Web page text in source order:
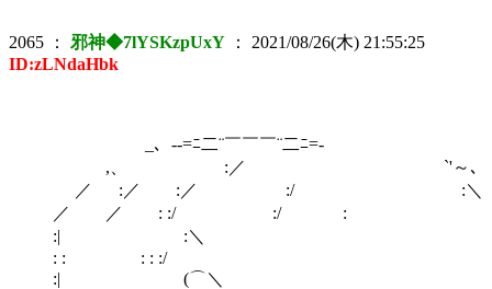
2065 ： 邪神◆7lYSKzpUxY ： 2021/08/26(木) 21:55:25
ID:zLNdaHbk
_、-‐=ﾆ二¨￣￣￣¨二ﾆ=-
,、ゞ :／ `'～､
／ :／ :／ :/ :＼
／ ／ : :/ :/ :
:| :＼
: : : : :/
:| (⌒＼